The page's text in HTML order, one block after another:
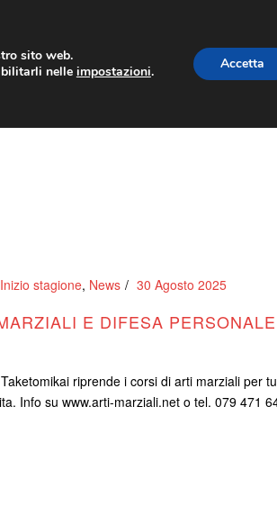
SHOP DOWNLOAD NEWSLETTER
Inizio stagione, News 30 Agosto 2025
E DIFESA
riprende i corsi di arti marziali per
Info su www.arti-marziali.net o tel. 079 471
sito web.
nelle impostazioni. Accetta